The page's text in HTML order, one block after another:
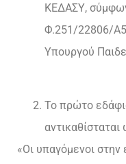
ΚΕΔΑΣΥ,
Φ.251/22806/
Υπουργού
Το πρώτο
«Οι υπαγόμενοι στην